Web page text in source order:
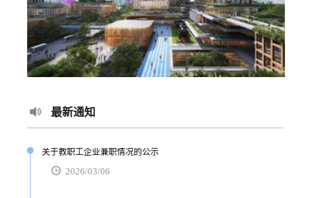
最新通知
关于教职工企业兼职情况的公示
2026/03/06